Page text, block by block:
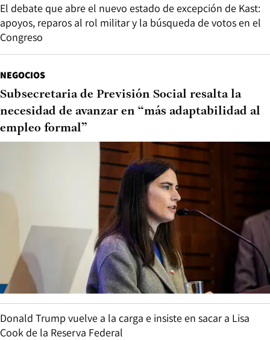
El debate que abre el nuevo estado de excepción de Kast:
apoyos, reparos al rol militar y la búsqueda de votos en el
Congreso
NEGOCIOS
Subsecretaria de Previsión Social resalta la
necesidad de avanzar en “más adaptabilidad al
empleo formal”
Donald Trump vuelve a la carga e insiste en sacar a Lisa
Cook de la Reserva Federal